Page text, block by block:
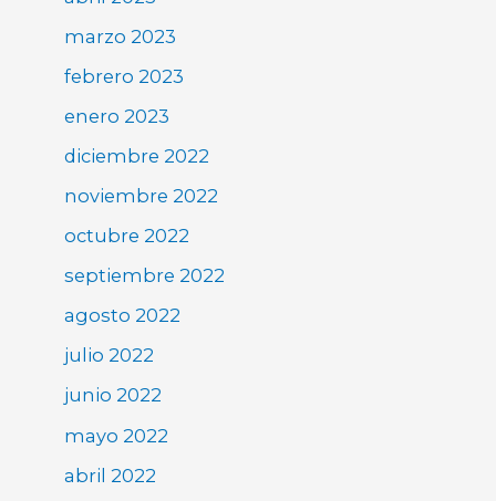
marzo 2023
febrero 2023
enero 2023
diciembre 2022
noviembre 2022
octubre 2022
septiembre 2022
agosto 2022
julio 2022
junio 2022
mayo 2022
abril 2022